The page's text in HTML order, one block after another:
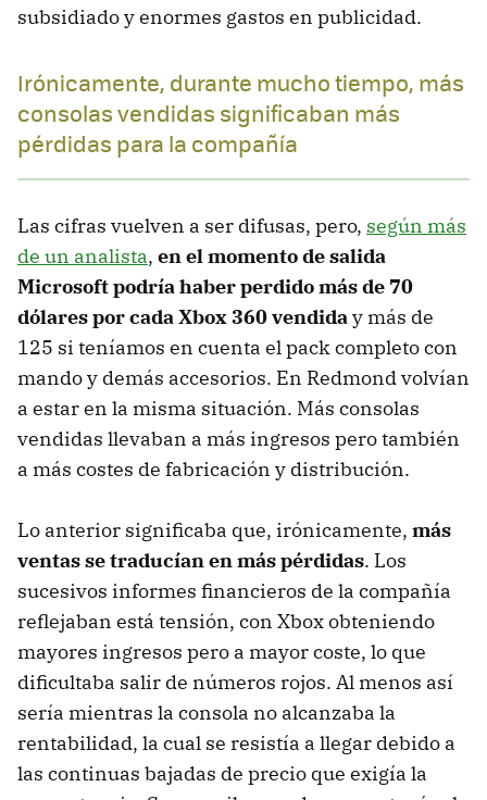
subsidiado y enormes gastos en publicidad.
Irónicamente, durante mucho tiempo, más
consolas vendidas significaban más
pérdidas para la compañía
Las cifras vuelven a ser difusas, pero, según más
de un analista, en el momento de salida
Microsoft podría haber perdido más de 70
dólares por cada Xbox 360 vendiday más de
125 si teníamos en cuenta el pack completo con
mando y demás accesorios. En Redmond volvían
a estar en la misma situación. Más consolas
vendidas llevaban a más ingresos pero también
a más costes de fabricación y distribución.
Lo anterior significaba que, irónicamente, más
ventas se traducían en más pérdidas. Los
sucesivos informes financieros de la compañía
reflejaban está tensión, con Xbox obteniendo
mayores ingresos pero a mayor coste, lo que
dificultaba salir de números rojos. Al menos así
sería mientras la consola no alcanzaba la
rentabilidad, la cual se resistía a llegar debido a
las continuas bajadas de precio que exigía la